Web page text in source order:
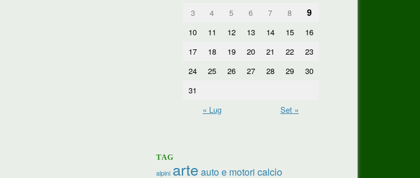
3
4 5 6 7 8 9
10 11 12 13 14 15
16
17
18 19 20 21 22
23
24
25 26 27 28 29
30
31
« Lug
Set »
TAG
alpini arte auto e motori calcio